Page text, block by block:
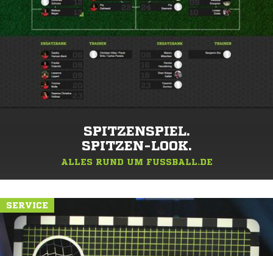
SPITZENSPIEL.
SPITZEN-LOOK.
ALLES RUND UM FUSSBALL.DE
SERVICE